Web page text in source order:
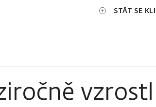
STÁT SE